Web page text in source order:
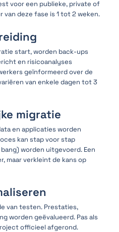
voor een publieke, private of
van deze fase is 1 tot 2 weken.
start, worden back-ups
en risicoanalyses
geïnformeerd over de
van enkele dagen tot 3
migratie
en applicaties worden
kan stap voor stap
worden uitgevoerd. Een
maar verkleint de kans op
van testen. Prestaties,
worden geëvalueerd. Pas als
officieel afgerond.